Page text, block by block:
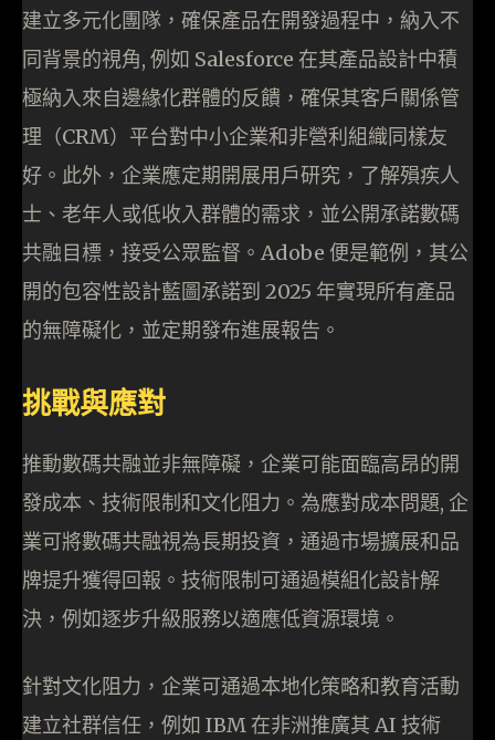
建立多元化團隊，確保產品在開發過程中，納入不
同背景的視角, 例如 Salesforce 在其產品設計中積
極納入來自邊緣化群體的反饋，確保其客戶關係管
理（CRM）平台對中小企業和非營利組織同樣友
好。此外，企業應定期開展用戶研究，了解殞疾人
士、老年人或低收入群體的需求，並公開承諾數碼
共融目標，接受公眾監督。Adobe 便是範例，其公
開的包容性設計藍圖承諾到 2025 年實現所有產品
的無障礙化，並定期發布進展報告。
挑戰與應對
推動數碼共融並非無障礙，企業可能面臨高昂的開
發成本、技術限制和文化阻力。為應對成本問題, 企
業可將數碼共融視為長期投資，通過市場擴展和品
牌提升獲得回報。技術限制可通過模組化設計解
決，例如逐步升級服務以適應低資源環境。
針對文化阻力，企業可通過本地化策略和教育活動
建立社群信任，例如 IBM 在非洲推廣其 AI 技術